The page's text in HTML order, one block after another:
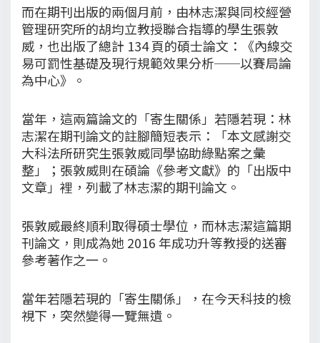
而在期刊出版的兩個月前，由林志潔與同校經營
管理研究所的胡均立教授聯合指導的學生張敦
威，也出版了總計 134 頁的碩士論文：《內線交
易可罰性基礎及現行規範效果分析──以賽局論
為中心》。
當年，這兩篇論文的「寄生關係」若隱若現：林
志潔在期刊論文的註腳簡短表示：「本文感謝交
大科法所研究生張敦威同學協助綠點案之彙
整」；張敦威則在碩論《參考文獻》的「出版中
文章」裡，列載了林志潔的期刊論文。
張敦威最終順利取得碩士學位，而林志潔這篇期
刊論文，則成為她 2016 年成功升等教授的送審
參考著作之一。
當年若隱若現的「寄生關係」，在今天科技的檢
視下，突然變得一覽無遺。